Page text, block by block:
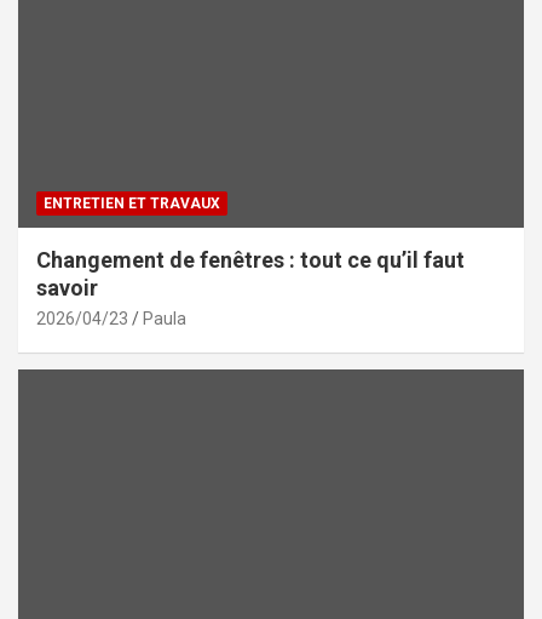
ENTRETIEN ET TRAVAUX
Changement de fenêtres : tout ce qu’il faut
savoir
2026/04/23 Paula